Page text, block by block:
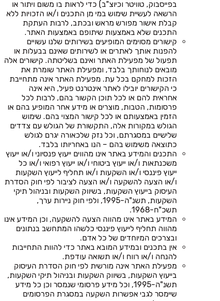
בפייסבוק, טוויטר וכיוצ"ב) כדי לראות בו משום ויתור או
הרשאה לעשיית שימוש במי מן התכנים ו/או הזכויות ללא
קבלת אישור מפורש מראש ובכתב, לרבות העתקת
התכנים שלא באמצעות שיתופם באמצעות האתר.
קישורים מסוימים המופיעים בשירותים שלנו עשויים
להפנות אותך לאתרים או לשירותים שאינם בבעלות או
תפעול של מפעילת האתר ואינם בשליטתה. קישורים אלה
מובאים לנוחותך בלבד, ומפעילת האתר שומרת את
הזכות למחקם בכל עת. מפעילת האתר אינה מתחייבת
כי הקישורים יובילו לאתר אינטרנט פעיל, היא אינה
אחראית להם או לכל תוכן הקשור בהם, לרבות לכל
פרסומות, הטבות, מוצרים או מידע אחר המופיע בהם או
הזמין באמצעותם או לכל קישור המצוי בהם. שימוש
הגולש במקורות אלה, התקשורת של הגולש עם צדדים
שלישיים במסגרתם, וכל נזק שלכאורה יגרם לגולש
כתוצאה משימוש בהם – הנו באחריותו בלבד.
התכנים והמידע באתר אינו מהווים ייעוץ פנסיוני ו/או ייעוץ
משכנתאות ו/או ייעוץ ביטוחי ו/או ייעוץ רפואי ו/או כל
ייעוץ פיננסי ו/או השקעות ו/או תחליף לייעוץ השקעות
ו/או הצעה להשקעה ו/או הצעה לציבור לפי חוק הסדרת
העיסוק בייעוץ השקעות, בשיווק השקעות ובניהול תיקי
השקעות, תשנ"ה-1995, ולפי חוק ניירות ערך,
תשכ"ח-1968.
המידע באתר אינו מהווה הצעה להשקעה, וכן המידע אינו
מהווה תחליף לייעוץ פיננסי כלשהו המתחשב בנתונים
ובצרכים המיוחדים של כל אדם.
אין בתכנים ובמידע המובא באתר כדי להוות התחייבות
להנחה ו/או רווח ו/או תשואה עודפת.
מפעילת האתר אינה מורשית לפי חוק הסדרת העיסוק
בייעוץ השקעות, בשיווק השקעות ובניהול תיקי השקעות,
תשנ"ה-1995, וכל מידע פרסומי שנמסר וכן כל מידע
שיימסר לגבי אפשרות השקעה במסגרת הפרסומים